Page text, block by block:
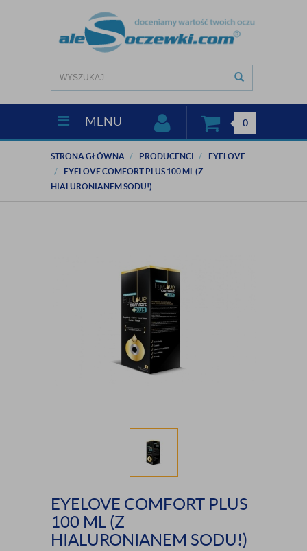
MENU 0
STRONA GŁÓWNA PRODUCENCI
EYELOVE
EYELOVE COMFORT PLUS 100 ML (Z
HIALURONIANEM SODU!)
EYELOVE COMFORT PLUS
100 ML (Z
HIALURONIANEM SODU!)